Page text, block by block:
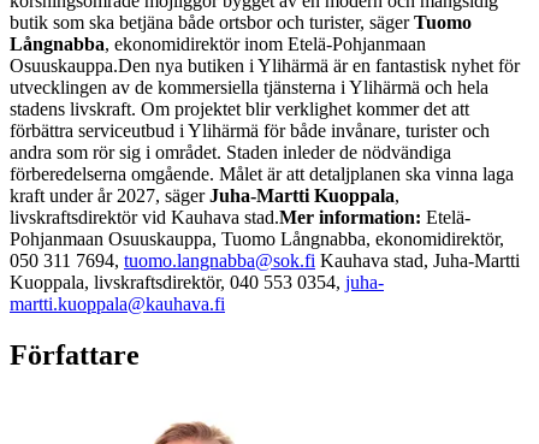
butik som ska betjäna både ortsbor och turister, sägerTuomo
Långnabba, ekonomidirektör inom Etelä-Pohjanmaan
Osuuskauppa.Den nya butiken i Ylihärmä är en fantastisk nyhet för
utvecklingen av de kommersiella tjänsterna i Ylihärmä och hela
stadens livskraft. Om projektet blir verklighet kommer det att
förbättra serviceutbud i Ylihärmä för både invånare, turister och
andra som rör sig i området. Staden inleder de nödvändiga
förberedelserna omgående. Målet är att detaljplanen ska vinna laga
kraft under år 2027, sägerJuha-Martti Kuoppala,
livskraftsdirektör vid Kauhava stad.Mer information: Etelä-
Pohjanmaan Osuuskauppa, Tuomo Långnabba, ekonomidirektör,
050 311 7694, tuomo.langnabba@sok.fi Kauhava stad, Juha-Martti
Kuoppala, livskraftsdirektör, 040 553 0354, juha-
martti.kuoppala@kauhava.fi
Författare